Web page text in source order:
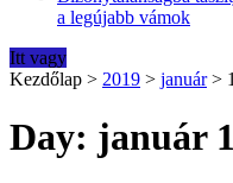
a legújabb vámok
Itt vagy
Kezdőlap > 2019 > január >
Day: január